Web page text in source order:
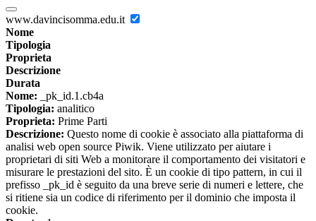
www.davincisomma.edu.it
Nome
Tipologia
Proprieta
Descrizione
Durata
Nome: _pk_id.1.cb4a
Tipologia: analitico
Proprieta: Prime Parti
Descrizione: Questo nome di cookie è associato alla piattaforma di
analisi web open source Piwik. Viene utilizzato per aiutare i
proprietari di siti Web a monitorare il comportamento dei visitatori e
misurare le prestazioni del sito. È un cookie di tipo pattern, in cui il
prefisso _pk_id è seguito da una breve serie di numeri e lettere, che
si ritiene sia un codice di riferimento per il dominio che imposta il
cookie.